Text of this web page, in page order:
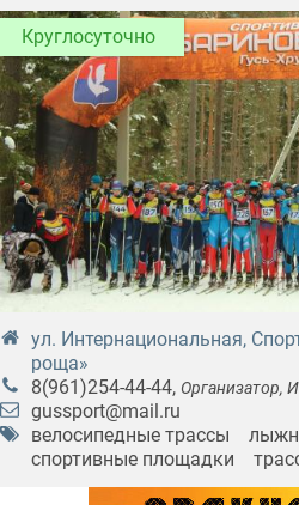
Круглосуточно
ул. Интернациональная,
роща»
8(961)254-44-44, Организатор,
gussport@mail.ru
велосипедные трассы
спортивные площадки